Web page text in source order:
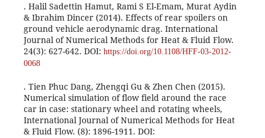
. Halil Sadettin Hamut, Rami S El-Emam, Murat Aydin
& Ibrahim Dincer (2014). Effects of rear spoilers on
ground vehicle aerodynamic drag. International
Journal of Numerical Methods for Heat & Fluid Flow.
24(3): 627-642. DOI: https://doi.org/10.1108/HFF-03-2012-
0068
. Tien Phuc Dang, Zhengqi Gu & Zhen Chen (2015).
Numerical simulation of flow field around the race
car in case: stationary wheel and rotating wheels,
International Journal of Numerical Methods for Heat
& Fluid Flow. (8): 1896-1911. DOI: